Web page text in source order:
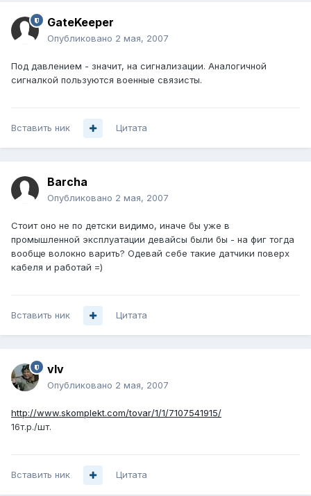
GateKeeper
Опубликовано 2 мая, 2007
Под давлением - значит, на сигнализации. Аналогичной
сигналкой пользуются военные связисты.
Вставить ник Цитата
Barcha
Опубликовано 2 мая, 2007
Стоит оно не по детски видимо, иначе бы уже в
промышленной эксплуатации девайсы были бы - на фиг тогда
вообще волокно варить? Одевай себе такие датчики поверх
кабеля и работай =)
Вставить ник Цитата
vIv
Опубликовано 2 мая, 2007
http://www.skomplekt.com/tovar/1/1/7107541915/
16т.р./шт.
Вставить ник Цитата